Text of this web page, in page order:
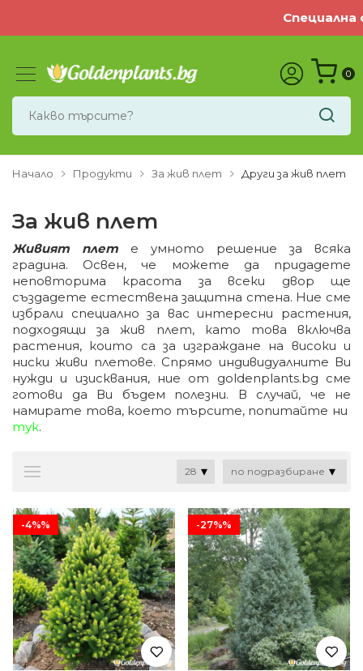
Специална
0
Начало Продукти За жив плет Други за жив плет
За жив плет
Живият плет е умното решение за всяка
градина. Освен, че можете да придадете
неповторима красота за всеки двор ще
създадете естествена защитна стена. Ние сме
избрали специално за вас интересни растения,
подходящи за жив плет, като това включва
растения, които са за изграждане на високи и
ниски живи плетове. Спрямо индивидуалните Ви
нужди и изисквания, ние от goldenplants.bg сме
готови да Ви бъдем полезни. В случай, че не
намирате това, което търсите, попитайте ни
тук.
-4%% -27%%